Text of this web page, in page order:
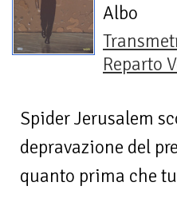
Albo
Reparto
Spider Jerusalem
depravazione del
quanto prima che